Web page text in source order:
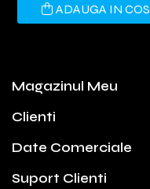
ADAUGA IN COS
Magazinul Meu
Clienti
Date Comerciale
Suport Clienti